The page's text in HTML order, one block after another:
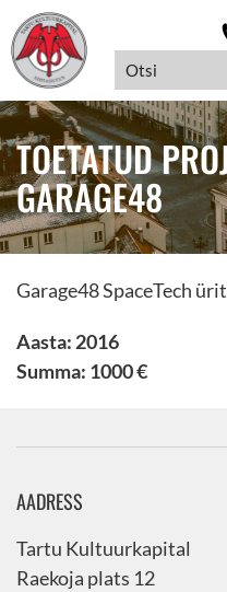
TOETATUD
GARAGE48
Garage48 SpaceTech
Aasta: 2016
Summa: 1000 €
AADRESS
Tartu Kultuurkapital
Raekoja plats 12